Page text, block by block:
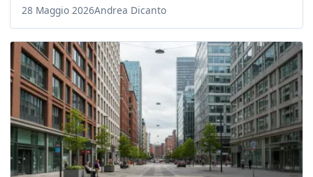
28 Maggio 2026Andrea Dicanto